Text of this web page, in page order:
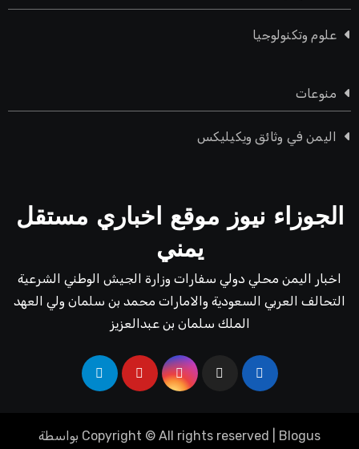
علوم وتكنولوجيا
منوعات
اليمن في وثائق ويكيليكس
الجوزاء نيوز موقع اخباري مستقل
يمني
اخبار اليمن محلي دولي سفارات وزارة الجيش الوطني الشرعية
التحالف العربي السعودية والامارات محمد بن سلمان ولي العهد
الملك سلمان بن عبدالعزيز
Copyright © All rights reserved Blogus بواسطة